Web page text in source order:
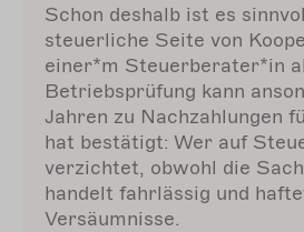
Schon deshalb ist es
steuerliche Seite von
einer*m Steuerberater*in
Betriebsprüfung kann
Jahren zu Nachzahlungen
hat bestätigt: Wer auf
verzichtet, obwohl die
handelt fahrlässig und
Versäumnisse.